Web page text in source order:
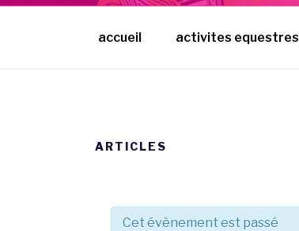
accueil activites equestres
ARTICLES
Cet évènement est passé